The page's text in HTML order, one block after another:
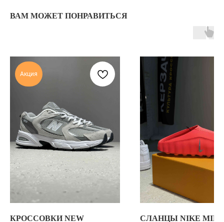
ВАМ МОЖЕТ ПОНРАВИТЬСЯ
Акция
КРОССОВКИ NEW
СЛАНЦЫ NIKE MIND
ОПЛАТА,
ДОСТАВКА,
ВОЗВРАТ
ПОЛИТИКА
КОНФИДЕНЦИАЛЬНОСТИ
ПОЛИТИКА
ИСПОЛЬЗОВАНИЯ
COOKIE - ФАЙЛОВ
ОФЕРТА
ОДЕЖДА
АКСЕССУАРЫ
РАЗМЕРОВ